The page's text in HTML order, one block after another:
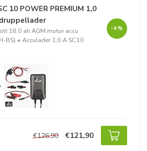
10 POWER PREMIUM 1,0
18,0 ah AGM motor accu
BS) + Acculader 1,0 A SC10
-4%
€126,90 €121,90